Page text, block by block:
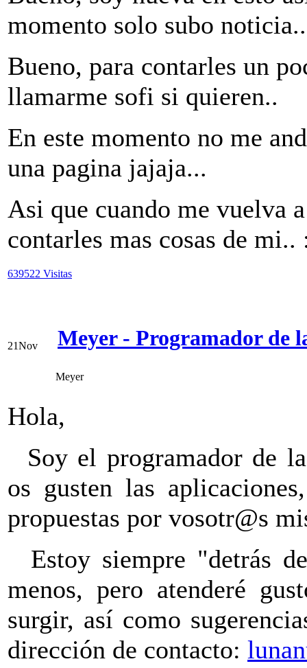
momento solo subo
Bueno, para contarles un
llamarme sofi si quieren..
En este momento no me
una pagina jajaja...
Asi que cuando me vuelva
contarles mas cosas de mi..
639522 Visitas
21Nov Meyer - Programador de
Meyer
Hola,
Soy el programador de
os gusten las
propuestas por vosotr@s
Estoy siempre "detrás
menos, pero atenderé
surgir, así como
dirección de contacto: